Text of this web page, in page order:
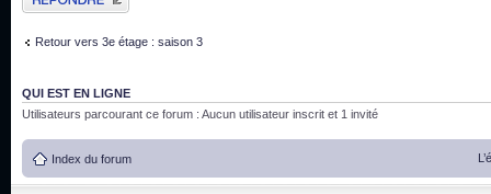
Retour vers 3e étage : saison 3
QUI EST EN LIGNE
Utilisateurs parcourant ce forum : Aucun utilisateur inscrit et 1 invité
Index du forum